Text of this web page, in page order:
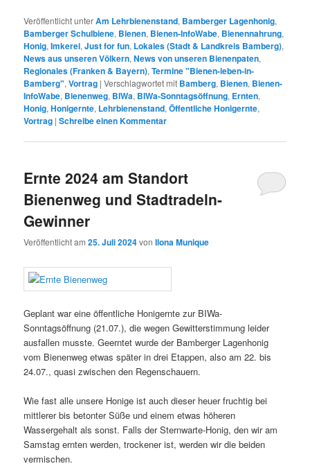
Veröffentlicht unterAm Lehrbienenstand, Bamberger Lagenhonig,
Bamberger Schulbiene, Bienen, Bienen-InfoWabe, Bienennahrung,
Honig,Imkerei,Just for fun, Lokales (Stadt & Landkreis Bamberg),
News aus unseren Völkern,News von unseren Bienenpaten,
Regionales (Franken & Bayern),Termine "Bienen-leben-in-
Bamberg",Vortrag |Verschlagwortet mit Bamberg, Bienen, Bienen-
InfoWabe, Bienenweg, BIWa, BIWa-Sonntagsöffnung, Ernten,
Honig,Honigernte, Lehrbienenstand,Öffentliche Honigernte,
Vortrag |Schreibe einen Kommentar
Ernte 2024 am Standort
Bienenweg und Stadtradeln-
Gewinner
Veröffentlicht am25. Juli 2024vonIlona Munique
Geplant war eine öffentliche Honigernte zur BIWa-
Sonntagsöffnung (21.07.), die wegen Gewitterstimmung leider
ausfallen musste. Geerntet wurde der Bamberger Lagenhonig
vom Bienenweg etwas später in drei Etappen, also am 22. bis
24.07., quasi zwischen den Regenschauern.
Wie fast alle unsere Honige ist auch dieser heuer fruchtig bei
mittlerer bis betonter Süße und einem etwas höheren
Wassergehalt als sonst. Falls der Sternwarte-Honig, den wir am
Samstag ernten werden, trockener ist, werden wir die beiden
vermischen.